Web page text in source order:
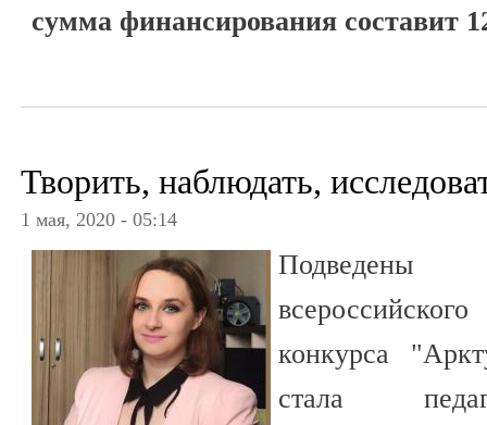
сумма финансирования составит
Творить, наблюдать,
1 мая, 2020 - 05:14
Подведены
конкурса
стала